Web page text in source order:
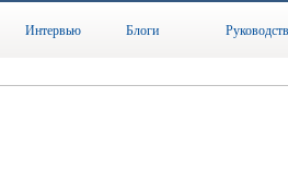
Интервью Блоги